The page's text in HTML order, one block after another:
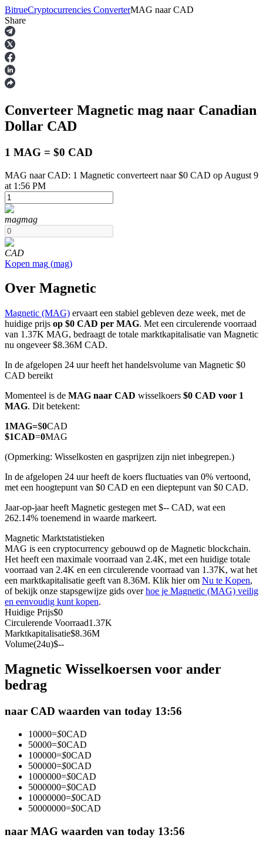
Termijncontracten
USDT-futures
COIN-M-futures
Cryptocurrency-futures
TradFi
Derivaten voor aandelen, forex, edelmetalen en grondstoffen
USDC-futures
Futures met USDC als onderpand
Sluit je aan bij top traders
Word een Copy Trader
BitrueCryptocurrencies ConverterMAG naar CAD
Share
Converteer Magnetic mag naar Canadian
Dollar CAD
1 MAG = $0 CAD
MAG naar CAD: 1 Magnetic converteert naar $0 CAD op August 9
at 1:56 PM
magmag
CAD
Kopen mag (mag)
Over Magnetic
Magnetic (MAG) ervaart een stabiel gebleven deze week, met de
huidige prijs op $0 CAD per MAG. Met een circulerende voorraad
van 1.37K MAG, bedraagt de totale marktkapitalisatie van Magnetic
nu ongeveer $8.36M CAD.
In de afgelopen 24 uur heeft het handelsvolume van Magnetic $0
CAD bereikt
Momenteel is de MAG naar CAD wisselkoers $0 CAD voor 1
MAG. Dit betekent:
1MAG=$0CAD
$1CAD=0MAG
(Opmerking: Wisselkosten en gasprijzen zijn niet inbegrepen.)
In de afgelopen 24 uur heeft de koers fluctuaties van 0% vertoond,
met een hoogtepunt van $0 CAD en een dieptepunt van $0 CAD.
Jaar-op-jaar heeft Magnetic gestegen met $-- CAD, wat een
262.14% toenemend in waarde markeert.
Magnetic Marktstatistieken
MAG is een cryptocurrency gebouwd op de Magnetic blockchain.
Het heeft een maximale voorraad van 2.4K, met een huidige totale
voorraad van 2.4K en een circulerende voorraad van 1.37K, wat het
een marktkapitalisatie geeft van 8.36M. Klik hier om Nu te Kopen,
of bekijk onze stapsgewijze gids overhoe je Magnetic (MAG) veilig
en eenvoudig kunt kopen.
Huidige Prijs$0
Circulerende Voorraad1.37K
Marktkapitalisatie$8.36M
Volume(24u)$--
Magnetic Wisselkoersen voor ander
bedrag
naar CAD waarden van today 13:56
10000=$0CAD
50000=$0CAD
100000=$0CAD
500000=$0CAD
1000000=$0CAD
5000000=$0CAD
10000000=$0CAD
50000000=$0CAD
naar MAG waarden van today 13:56